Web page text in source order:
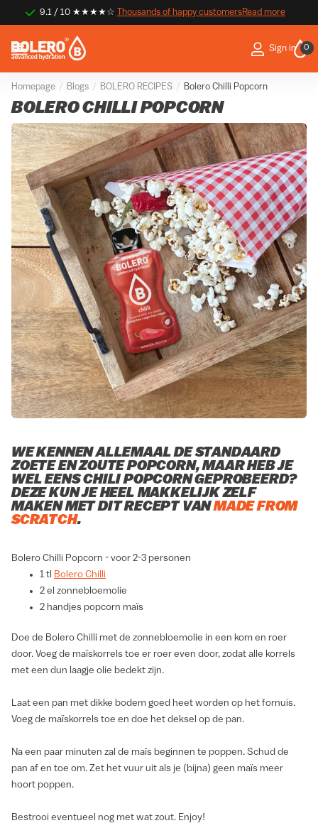
9.1 / 10 ★★★★☆ Thousands of happy customersRead more
Thousands of happy customers
Sign in 0
Homepage Blogs BOLERO RECIPES Bolero Chilli Popcorn
BOLERO CHILLI POPCORN
WE KENNEN ALLEMAAL DE STANDAARD
ZOETE EN ZOUTE POPCORN, MAAR HEB JE
WEL EENS CHILI POPCORN GEPROBEERD?
DEZE KUN JE HEEL MAKKELIJK ZELF
MAKEN MET DIT RECEPT VANMADE FROM
SCRATCH.
Bolero Chilli Popcorn - voor 2-3 personen
1 tl Bolero Chilli
2 el zonnebloemolie
2 handjes popcorn maïs
Doe de Bolero Chilli met de zonnebloemolie in een kom en roer
door. Voeg de maïskorrels toe er roer even door, zodat alle korrels
met een dun laagje olie bedekt zijn.
Laat een pan met dikke bodem goed heet worden op het fornuis.
Voeg de maïskorrels toe en doe het deksel op de pan.
Na een paar minuten zal de maîs beginnen te poppen. Schud de
pan af en toe om. Zet het vuur uit als je (bijna) geen maïs meer
hoort poppen.
Bestrooi eventueel nog met wat zout. Enjoy!